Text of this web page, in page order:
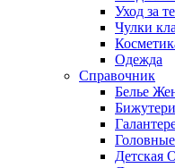
Уход за
Чулки
Одежда
Справочник
Белье
Детская